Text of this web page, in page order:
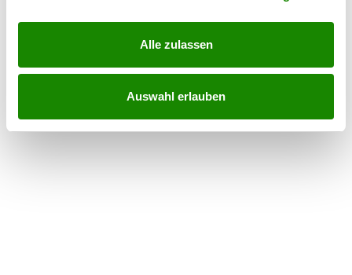
Alle zulassen
Auswahl erlauben